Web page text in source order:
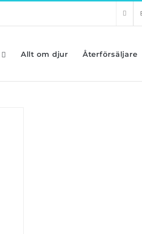
Allt om djur Återförsäljare